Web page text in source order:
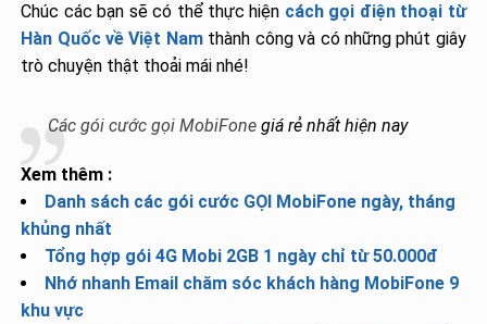
Chúc các bạn sẽ có thể thực hiện cách gọi điện thoại từ
Hàn Quốc về Việt Namthành công và có những phút giây
trò chuyện thật thoải mái nhé!
Các gói cước gọi MobiFone giá rẻ nhất hiện nay
Xem thêm :
Danh sách các gói cước GỌI MobiFone ngày, tháng
khủng nhất
Tổng hợp gói 4G Mobi 2GB 1 ngày chỉ từ 50.000đ
Nhớ nhanh Email chăm sóc khách hàng MobiFone 9
khu vực